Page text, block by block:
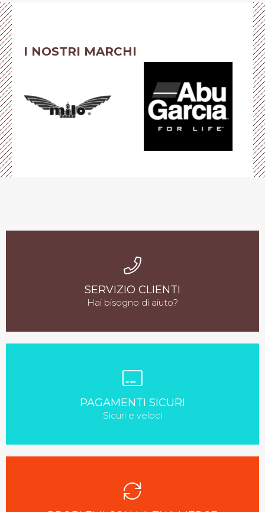
I NOSTRI MARCHI
SERVIZIO CLIENTI
Hai bisogno di aiuto?
PAGAMENTI SICURI
Sicuri e veloci